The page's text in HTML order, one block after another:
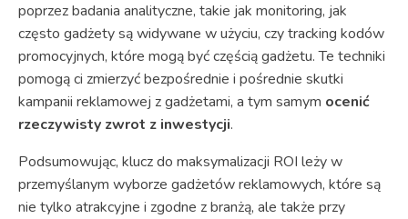
poprzez badania analityczne, takie jak monitoring, jak
często gadżety są widywane w użyciu, czy tracking kodów
promocyjnych, które mogą być częścią gadżetu. Te techniki
pomogą ci zmierzyć bezpośrednie i pośrednie skutki
kampanii reklamowej z gadżetami, a tym samym ocenić
rzeczywisty zwrot z inwestycji.
Podsumowując, klucz do maksymalizacji ROI leży w
przemyślanym wyborze gadżetów reklamowych, które są
nie tylko atrakcyjne i zgodne z branżą, ale także przy